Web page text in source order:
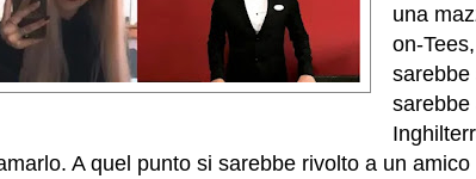
una
on-
sarebbe
sarebbe
A quel punto si sarebbe rivolto a un